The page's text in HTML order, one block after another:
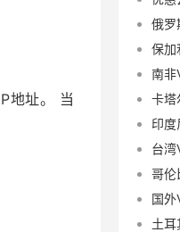
地址。 当
俄罗
保加
南非
卡塔
印度
台湾
哥伦
国外
土耳